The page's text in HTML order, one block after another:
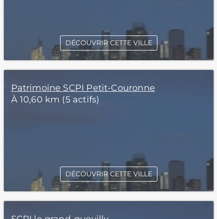
DÉCOUVRIR CETTE VILLE
Patrimoine SCPI Petit-Couronne
À 10,60 km (5 actifs)
DÉCOUVRIR CETTE VILLE